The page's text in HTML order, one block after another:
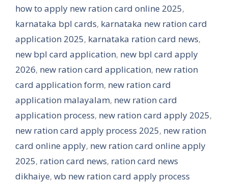
how to apply new ration card online 2025,
karnataka bpl cards, karnataka new ration card
application 2025, karnataka ration card news,
new bpl card application, new bpl card apply
2026, new ration card application, new ration
card application form, new ration card
application malayalam, new ration card
application process, new ration card apply 2025,
new ration card apply process 2025, new ration
card online apply, new ration card online apply
2025, ration card news, ration card news
dikhaiye, wb new ration card apply process